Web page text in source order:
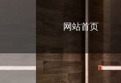
网站首页